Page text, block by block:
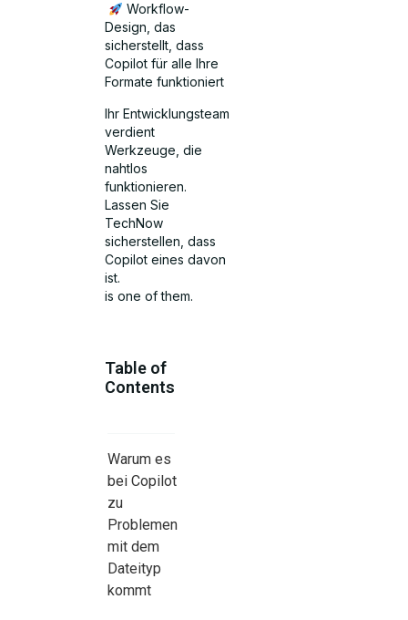
Workflow-
Design, das
sicherstellt, dass
Copilot für alle Ihre
Formate funktioniert
Ihr Entwicklungsteam
verdient
Werkzeuge, die
nahtlos
funktionieren.
Lassen Sie
TechNow
sicherstellen, dass
Copilot eines davon
ist.
is one of them.
Table of
Contents
Warum es
bei Copilot
zu
Problemen
mit dem
Dateityp
kommt